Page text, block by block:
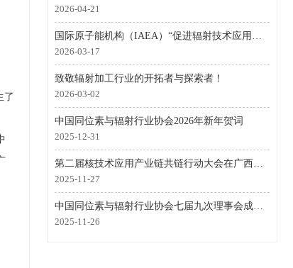
了
2026-04-21
国际原子能机构（IAEA）“促进辐射技术应用提升亚太地区水与废水项目”第一次协调会议在北京清华大学开幕
2026-03-17
致敬辐射加工行业的开拓者与探索者！
2026-03-02
中国同位素与辐射行业协会2026年新年贺词
2025-12-31
第二届核技术应用产业链共链行动大会在广西南宁成功举行
2025-11-27
中国同位素与辐射行业协会七届九次理事会成功召开
2025-11-26